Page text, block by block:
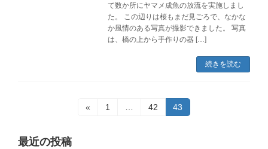
て数か所にヤマメ成魚の放流を実施しまし
た。 この辺りは桜もまだ見ごろで、なかな
か風情のある写真が撮影できました。 写真
は、橋の上から手作りの器 […]
続きを読む
«
固1
固
42
固
定
43
最近の投稿